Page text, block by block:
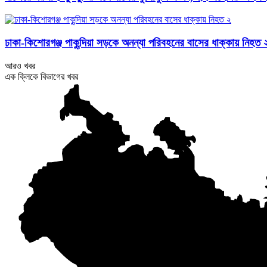
ঢাকা-কিশোরগঞ্জ পাকুন্দিয়া সড়কে অনন্যা পরিবহনের বাসের ধাক্কায় নিহত
আরও খবর
এক ক্লিকে বিভাগের খবর